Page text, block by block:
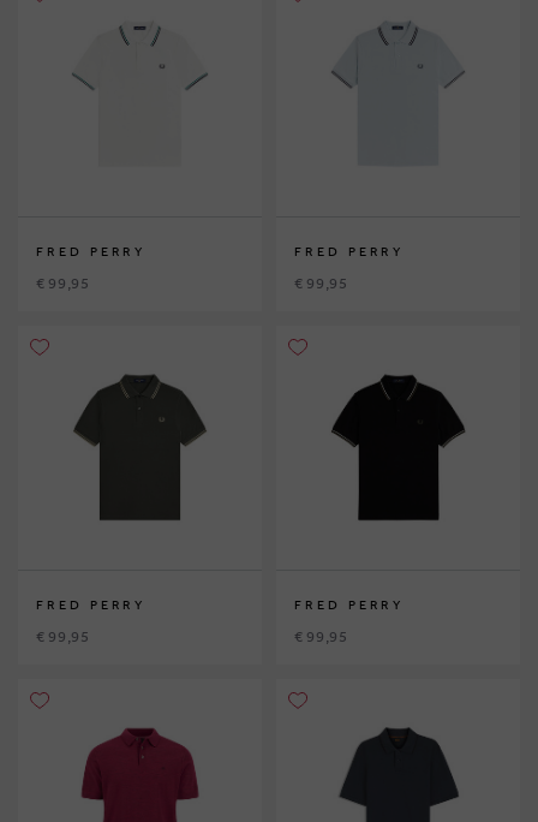
FRED PERRY
€ 99,95
FRED PERRY
€ 99,95
FRED PERRY
€ 99,95
FRED PERRY
€ 99,95